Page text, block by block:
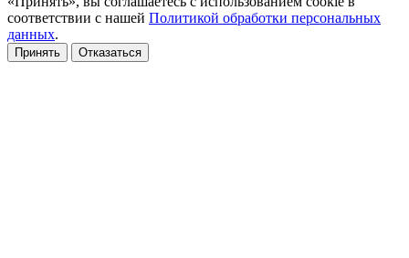
соответствии с нашей Политикой обработки персональных
данных.
Принять Отказаться